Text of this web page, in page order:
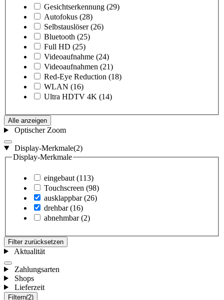
Gesichtserkennung (29)
Autofokus (28)
Selbstauslöser (26)
Bluetooth (25)
Full HD (25)
Videoaufnahme (24)
Videoaufnahmen (21)
Red-Eye Reduction (18)
WLAN (16)
Ultra HDTV 4K (14)
Alle anzeigen
Optischer Zoom
Display-Merkmale(2)
Display-Merkmale
eingebaut (113)
Touchscreen (98)
ausklappbar (26)
drehbar (16)
abnehmbar (2)
Filter zurücksetzen
Aktualität
Zahlungsarten
Shops
Lieferzeit
Filtern(2)